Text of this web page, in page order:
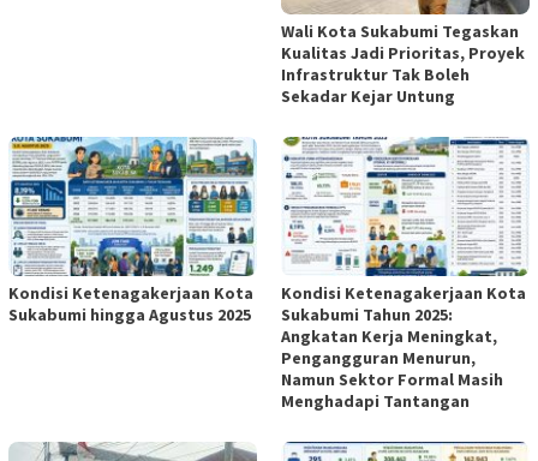
Wali Kota Sukabumi Tegaskan
Kualitas Jadi Prioritas, Proyek
Infrastruktur Tak Boleh
Sekadar Kejar Untung
Kondisi Ketenagakerjaan Kota
Sukabumi hingga Agustus 2025
Kondisi Ketenagakerjaan Kota
Sukabumi Tahun 2025:
Angkatan Kerja Meningkat,
Pengangguran Menurun,
Namun Sektor Formal Masih
Menghadapi Tantangan